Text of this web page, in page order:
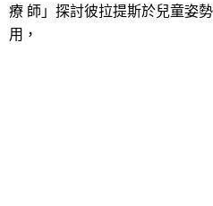
療 師」探討彼拉提斯於兒童姿
用，